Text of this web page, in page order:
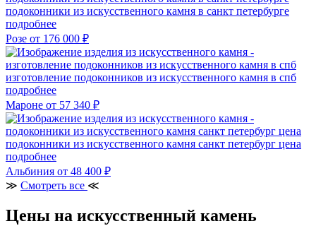
подоконники из искусственного камня в санкт петербурге
подробнее
Розе от 176 000 ₽
изготовление подоконников из искусственного камня в спб
подробнее
Мароне от 57 340 ₽
подоконники из искусственного камня санкт петербург цена
подробнее
Альбиния от 48 400 ₽
≫ Смотреть все ≪
Цены на искусственный камень